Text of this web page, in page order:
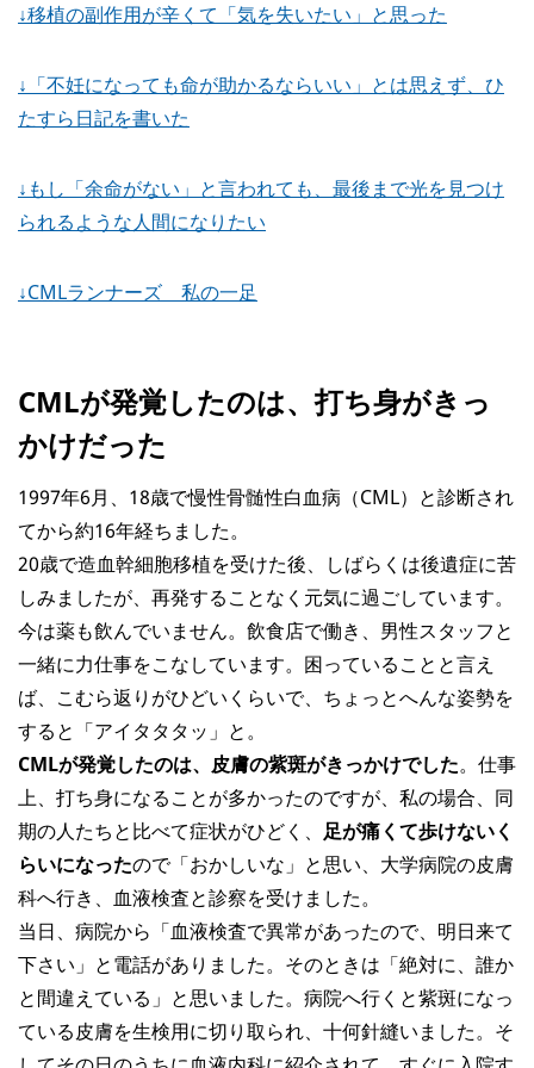
↓移植の副作用が辛くて「気を失いたい」と思った
↓「不妊になっても命が助かるならいい」とは思えず、ひ
たすら日記を書いた
↓もし「余命がない」と言われても、最後まで光を見つけ
られるような人間になりたい
↓CMLランナーズ 私の一足
CMLが発覚したのは、打ち身がきっ
かけだった
1997年6月、18歳で慢性骨髄性白血病（CML）と診断され
てから約16年経ちました。
20歳で造血幹細胞移植を受けた後、しばらくは後遺症に苦
しみましたが、再発することなく元気に過ごしています。
今は薬も飲んでいません。飲食店で働き、男性スタッフと
一緒に力仕事をこなしています。困っていることと言え
ば、こむら返りがひどいくらいで、ちょっとへんな姿勢を
すると「アイタタタッ」と。
CMLが発覚したのは、皮膚の紫斑がきっかけでした。仕事
上、打ち身になることが多かったのですが、私の場合、同
期の人たちと比べて症状がひどく、 足が痛くて歩けないく
らいになったので「おかしいな」と思い、大学病院の皮膚
科へ行き、血液検査と診察を受けました。
当日、病院から「血液検査で異常があったので、明日来て
下さい」と電話がありました。そのときは「絶対に、誰か
と間違えている」と思いました。病院へ行くと紫斑になっ
ている皮膚を生検用に切り取られ、十何針縫いました。そ